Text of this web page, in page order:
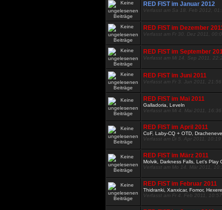
RED FIST im Januar 2012
Verfasst am Sa 18. Feb 2012,
RED FIST im Dezember
Verfasst am Fr 30. Dez 2011,
RED FIST im September
Verfasst am Mi 14. Sep 2011,
RED FIST im Juni 2011
Verfasst am Fr 3. Jun 2011, 21:56
RED FIST im Mai 2011
Galladoria, Leveln
Verfasst am Mi 4. Mai 2011, 16:36
RED FIST im April 2011
CoF, Laby-CQ + OTD,
Verfasst am Di 5. Apr 2011, 10:19
RED FIST im März 2011
Molvik, Darkness Falls, Let's Play
Verfasst am Mo 14. Mär 2011,
RED FIST im Februar 2011
Thidranki, Xanxicar, Fomor,
Verfasst am Fr 4. Feb 2011, 10:57